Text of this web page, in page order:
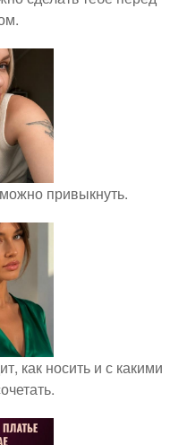
привыкнуть.
как носить и с какими